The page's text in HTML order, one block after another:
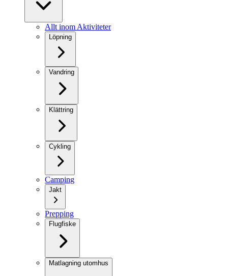
Allt inom Aktiviteter
Löpning
Vandring
Klättring
Cykling
Camping
Jakt
Prepping
Flugfiske
Matlagning utomhus